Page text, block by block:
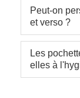
Peut-on
et verso ?
Les
elles à